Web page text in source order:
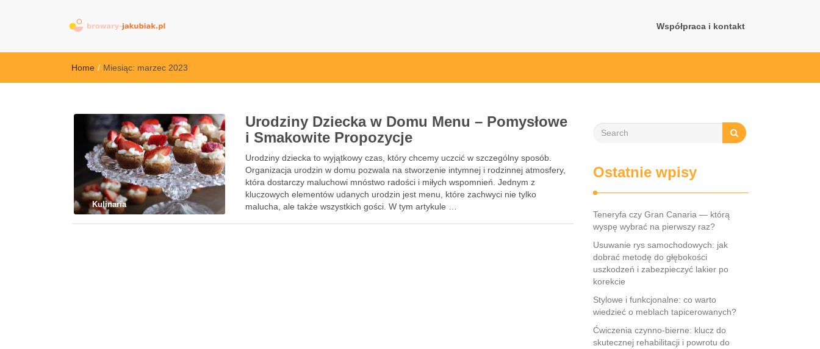
Współpraca i kontakt
Home / Miesiąc: marzec 2023
Kulinaria
Urodziny Dziecka w Domu Menu – Pomysłowe
i Smakowite Propozycje
Urodziny dziecka to wyjątkowy czas, który chcemy uczcić w szczególny sposób.
Organizacja urodzin w domu pozwala na stworzenie intymnej i rodzinnej atmosfery,
która dostarczy maluchowi mnóstwo radości i miłych wspomnień. Jednym z
kluczowych elementów udanych urodzin jest menu, które zachwyci nie tylko
malucha, ale także wszystkich gości. W tym artykule …
Ostatnie wpisy
Teneryfa czy Gran Canaria — którą
wyspę wybrać na pierwszy raz?
Usuwanie rys samochodowych: jak
dobrać metodę do głębokości
uszkodzeń i zabezpieczyć lakier po
korekcie
Stylowe i funkcjonalne: co warto
wiedzieć o meblach tapicerowanych?
Ćwiczenia czynno-bierne: klucz do
skutecznej rehabilitacji i powrotu do